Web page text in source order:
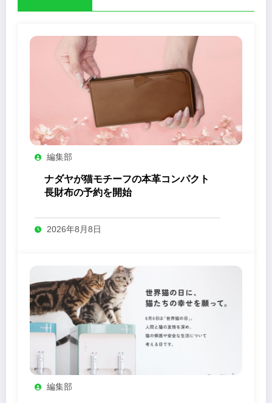
編集部
ナダヤが猫モチーフの本革コンパクト
長財布の予約を開始
2026年8月8日
編集部